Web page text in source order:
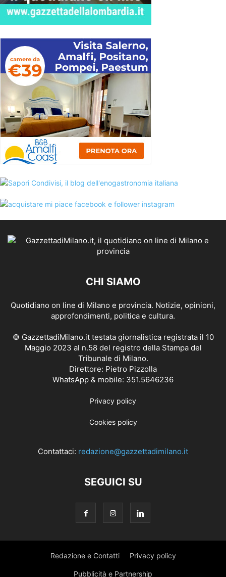
CHI SIAMO
Quotidiano on line di Milano e provincia. Notizie, opinioni,
approfondimenti, politica e cultura.
© GazzettadiMilano.it testata giornalistica registrata il 10
Maggio 2023 al n.58 del registro della Stampa del
Tribunale di Milano.
Direttore: Pietro Pizzolla
WhatsApp & mobile: 351.5646236
Privacy policy
Cookies policy
Contattaci: redazione@gazzettadimilano.it
SEGUICI SU
Redazione e Contatti Privacy policy
Pubblicità e Partnership